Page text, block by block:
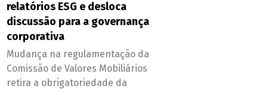
relatórios ESG e desloca
discussão para a governança
corporativa
Mudança na regulamentação da
Comissão de Valores Mobiliários
retira a obrigatoriedade da